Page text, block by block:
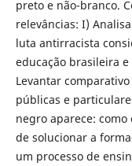
preto e não-branco.
relevâncias: I)
luta antirracista
educação brasileira
Levantar
públicas e
negro aparece:
de solucionar a
um processo de